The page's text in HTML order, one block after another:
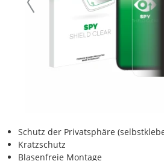
Schutz der Privatsphäre
Kratzschutz
Blasenfreie Montage